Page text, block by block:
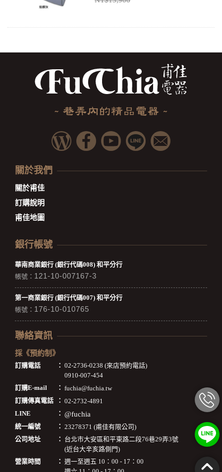
關於我們
關於甫佳
訂購說明
甫佳地圖
銀行帳號
華南商業銀行 (銀行代碼008) 和平分行
帳號： 121-10-007167-3
第一商業銀行 (銀行代碼007) 和平分行
帳號： 176-10-010765
聯絡資訊
採《預約制》
訂購電話 ： 02-2736-0238 (來店預約電話)
0910-007-454
訂購E-mail
： fuchia@fuchia.tw
訂購傳真電話
： 02-2732-4891
LINE
： @fuchia
統一編號 ： 23278371 (甫佳有限公司)
公司地址
： 台北市大安區和平東路二段76巷29弄3號
(近台大辛亥路側門)
營業時間
： 週一至週五 10：00 - 17：00